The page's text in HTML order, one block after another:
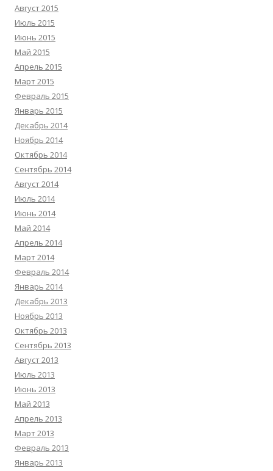
Август 2015
Июль 2015
Июнь 2015
Май 2015
Апрель 2015
Март 2015
Февраль 2015
Январь 2015
Декабрь 2014
Ноябрь 2014
Октябрь 2014
Сентябрь 2014
Август 2014
Июль 2014
Июнь 2014
Май 2014
Апрель 2014
Март 2014
Февраль 2014
Январь 2014
Декабрь 2013
Ноябрь 2013
Октябрь 2013
Сентябрь 2013
Август 2013
Июль 2013
Июнь 2013
Май 2013
Апрель 2013
Март 2013
Февраль 2013
Январь 2013